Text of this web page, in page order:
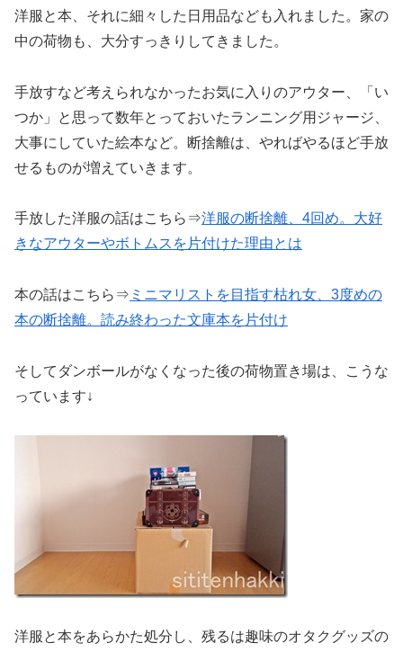
洋服と本、それに細々した日用品なども入れました。家の
中の荷物も、大分すっきりしてきました。
手放すなど考えられなかったお気に入りのアウター、「い
つか」と思って数年とっておいたランニング用ジャージ、
大事にしていた絵本など。断捨離は、やればやるほど手放
せるものが増えていきます。
手放した洋服の話はこちら⇒洋服の断捨離、4回め。大好
きなアウターやボトムスを片付けた理由とは
本の話はこちら⇒ ミニマリストを目指す枯れ女、3度めの
本の断捨離。読み終わった文庫本を片付け
そしてダンボールがなくなった後の荷物置き場は、こうな
っています↓
洋服と本をあらかた処分し、残るは趣味のオタクグッズの